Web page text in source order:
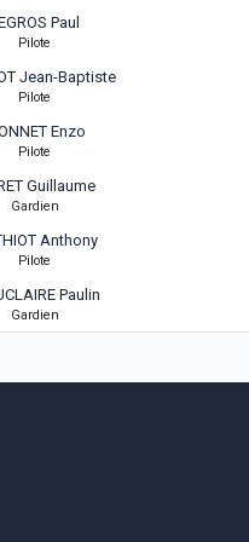
Leaflet
Paul
Pilote
Jean-Baptiste
Pilote
Enzo
Pilote
Guillaume
Gardien
Anthony
Pilote
Paulin
Gardien